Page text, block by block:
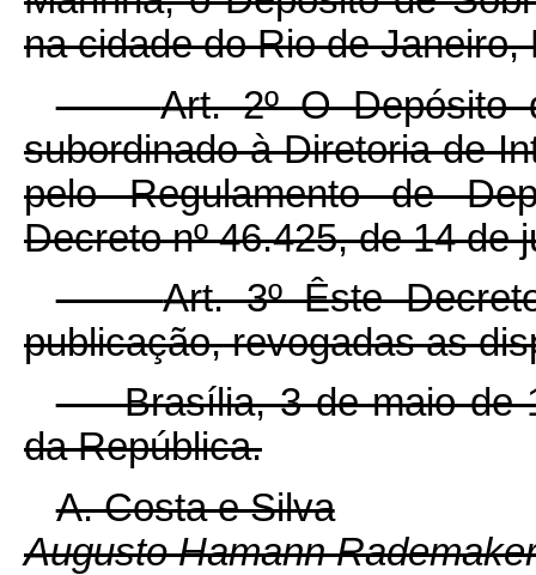
na cidade do Rio de
Art. 2º O Depósito
subordinado à Diretoria de
pelo Regulamento de
Decreto nº 46.425, de 14 de
Art. 3º Êste
publicação, revogadas as
Brasília, 3 de maio de
da República.
A. Costa e Silva
Augusto Hamann